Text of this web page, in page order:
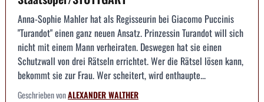
Anna-Sophie Mahler hat als Regisseurin bei Giacomo Puccinis
"Turandot" einen ganz neuen Ansatz. Prinzessin Turandot will sich
nicht mit einem Mann verheiraten. Deswegen hat sie einen
Schutzwall von drei Rätseln errichtet. Wer die Rätsel lösen kann,
bekommt sie zur Frau. Wer scheitert, wird enthaupte...
Geschrieben vonALEXANDER WALTHER